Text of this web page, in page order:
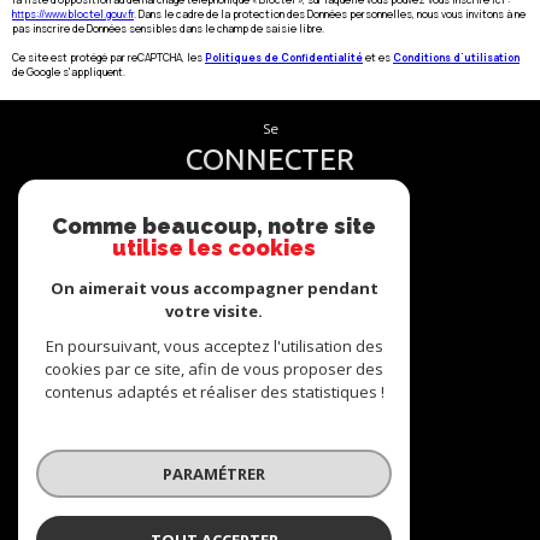
https://www.bloctel.gouv.fr. Dans le cadre de la protection des Données personnelles, nous vous invitons à ne
pas inscrire de Données sensibles dans le champ de saisie libre.
Ce site est protégé par reCAPTCHA, lesPolitiques de Confidentialitéet esConditions d'utilisation
de Google s'appliquent.
se
CONNECTER
SUIVRE
Comme beaucoup, notre site
utilise les cookies
On aimerait vous accompagner pendant
votre visite.
En poursuivant, vous acceptez l'utilisation des
cookies par ce site, afin de vous proposer des
contenus adaptés et réaliser des statistiques !
PARAMÉTRER